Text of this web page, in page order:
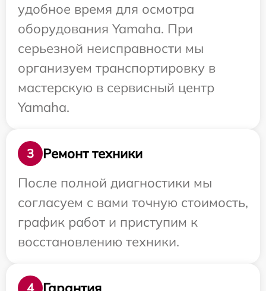
удобное время для осмотра
оборудования Yamaha. При
серьезной неисправности мы
организуем транспортировку в
мастерскую в сервисный центр
Yamaha.
3
Ремонт техники
После полной диагностики мы
согласуем с вами точную стоимость,
график работ и приступим к
восстановлению техники.
4